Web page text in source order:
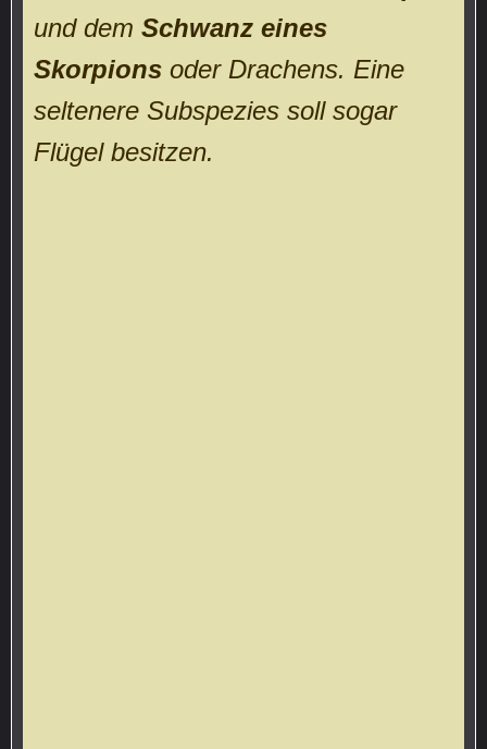
und demSchwanz eines
Skorpions oder Drachens. Eine
seltenere Subspezies soll sogar
Flügel besitzen.